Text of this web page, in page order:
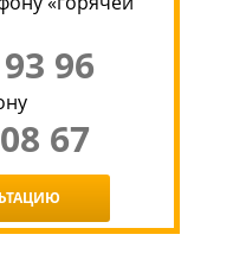
96
67